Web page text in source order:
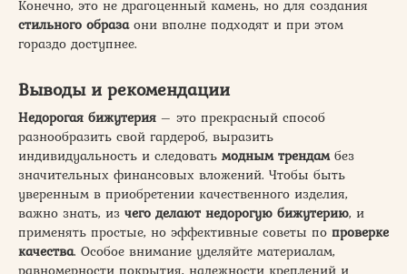
Конечно, это не драгоценный камень, но для создания
стильного образаони вполне подходят и при этом
гораздо доступнее.
Выводы и рекомендации
Недорогая бижутерия – это прекрасный способ
разнообразить свой гардероб, выразить
индивидуальность и следовать модным трендамбез
значительных финансовых вложений. Чтобы быть
уверенным в приобретении качественного изделия,
важно знать, из чего делают недорогую бижутерию, и
применять простые, но эффективные советы по проверке
качества. Особое внимание уделяйте материалам,